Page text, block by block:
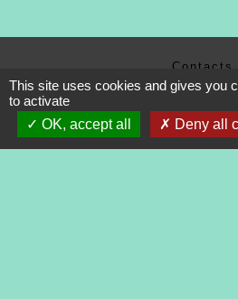
Contacts
Commune de
22410 Tréveneuc -
+33 2 96 70 84
This site uses cookies and gives you
to activate
OK, accept all
Deny all